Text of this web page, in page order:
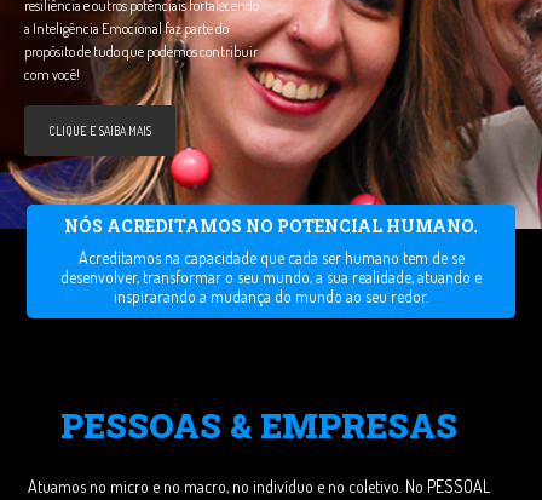
resiliência e outros potênciais fortalecendo
a Inteligência Emocional faz parte do
propósito de tudo que podemos contribuir
com você!
CLIQUE E SAIBA MAIS
NÓS ACREDITAMOS NO POTENCIAL HUMANO.
Acreditamos na capacidade que cada ser humano tem de se
desenvolver, transformar o seu mundo, a sua realidade, atuando e
inspirarando a mudança do mundo ao seu redor.
PESSOAS & EMPRESAS
Atuamos no micro e no macro, no indivíduo e no coletivo. No PESSOAL